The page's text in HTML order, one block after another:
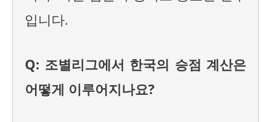
입니다.
Q: 조별리그에서 한국의 승점 계산은
어떻게 이루어지나요?